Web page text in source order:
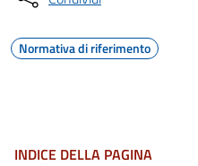
Normativa di riferimento
INDICE DELLA PAGINA